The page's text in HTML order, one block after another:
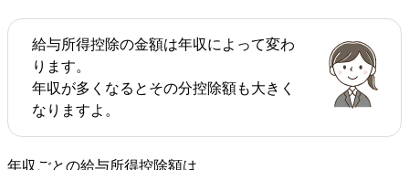
給与所得控除の金額は年収によって変わ
ります。
年収が多くなるとその分控除額も大きく
なりますよ。
年収ごとの給与所得控除額は